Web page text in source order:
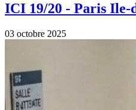
ICI 19/20 - Paris Ile-
03 octobre 2025